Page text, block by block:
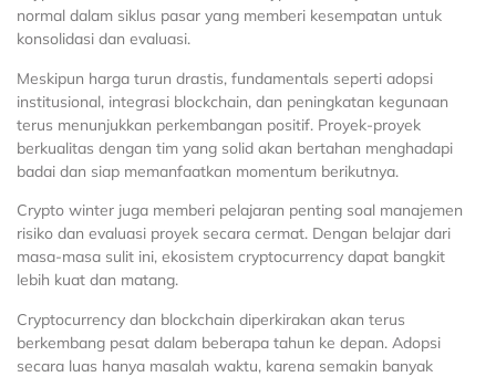
normal dalam siklus pasar yang memberi kesempatan untuk
konsolidasi dan evaluasi.
Meskipun harga turun drastis, fundamentals seperti adopsi
institusional, integrasi blockchain, dan peningkatan kegunaan
terus menunjukkan perkembangan positif. Proyek-proyek
berkualitas dengan tim yang solid akan bertahan menghadapi
badai dan siap memanfaatkan momentum berikutnya.
Crypto winter juga memberi pelajaran penting soal manajemen
risiko dan evaluasi proyek secara cermat. Dengan belajar dari
masa-masa sulit ini, ekosistem cryptocurrency dapat bangkit
lebih kuat dan matang.
Cryptocurrency dan blockchain diperkirakan akan terus
berkembang pesat dalam beberapa tahun ke depan. Adopsi
secara luas hanya masalah waktu, karena semakin banyak